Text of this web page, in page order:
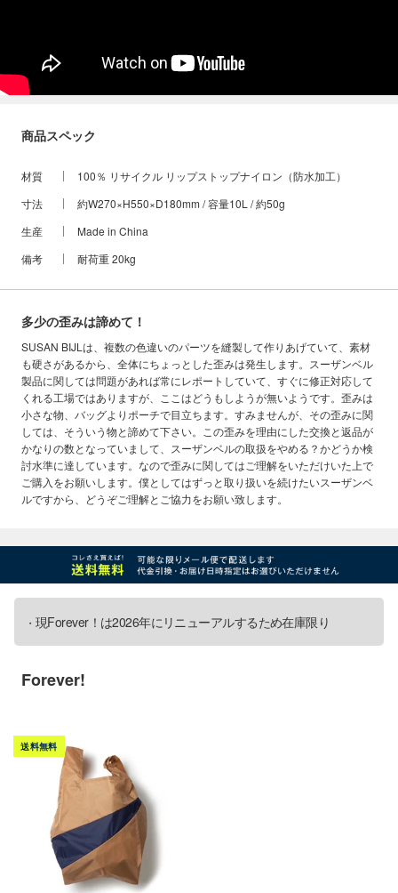
商品スペック
材質
100％ リサイクル リップストップナイロン（防水加工）
寸法
約W270×H550×D180mm / 容量10L / 約50g
生産
Made in China
備考
耐荷重 20kg
多少の歪みは諦めて！
SUSAN BIJLは、複数の色違いのパーツを縫製して作りあげていて、素材
も硬さがあるから、全体にちょっとした歪みは発生します。スーザンベル
製品に関しては問題があれば常にレポートしていて、すぐに修正対応して
くれる工場ではありますが、ここはどうもしようが無いようです。歪みは
小さな物、バッグよりポーチで目立ちます。すみませんが、その歪みに関
しては、そういう物と諦めて下さい。この歪みを理由にした交換と返品が
かなりの数となっていまして、スーザンベルの取扱をやめる？かどうか検
討水準に達しています。なので歪みに関してはご理解をいただけいた上で
ご購入をお願いします。僕としてはずっと取り扱いを続けたいスーザンベ
ルですから、どうぞご理解とご協力をお願い致します。
現Forever！は2026年にリニューアルするため在庫限り
Forever!